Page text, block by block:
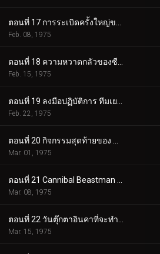
Feb. 08, 1975
Feb. 15, 1975
Feb. 22, 1975
Mar. 01, 1975
Mar. 08, 1975
Mar. 15, 1975